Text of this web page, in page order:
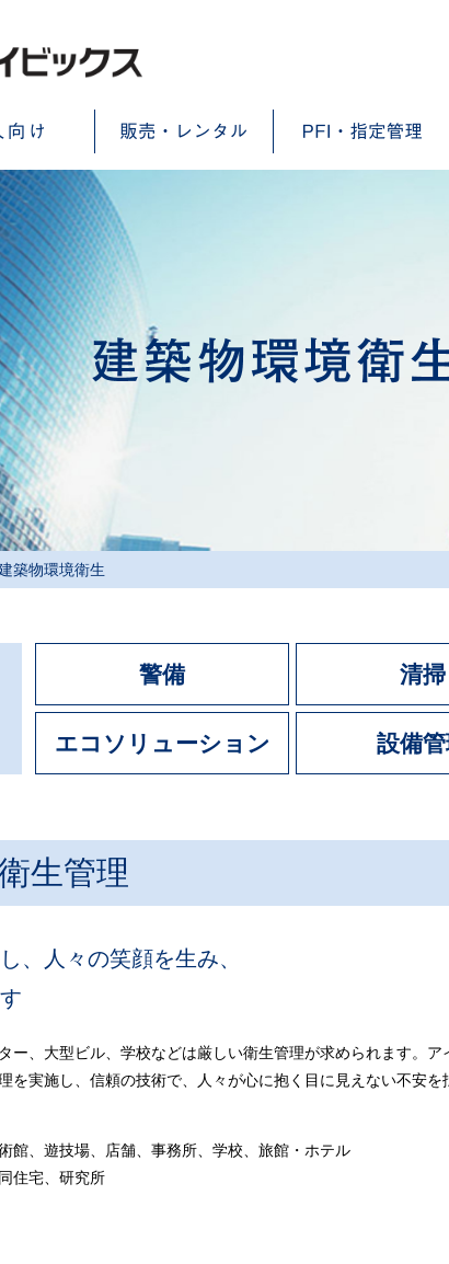
築物環境衛生
警備 清掃
エコソリューション 設備
生管理
、
人々の笑顔を生み、
ー、大型ビル、学校などは厳しい衛生管理が求められます。
を実施し、信頼の技術で、人々が心に抱く目に見えない不安を
館、遊技場、店舗、事務所、学校、旅館・ホテル
住宅、研究所